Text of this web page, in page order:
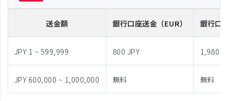
送金額 銀行口座送金 （EUR） 銀行口
JPY 1 ~ 599,999 800 JPY 1,980
JPY 600,000 ~ 1,000,000 無料 無料